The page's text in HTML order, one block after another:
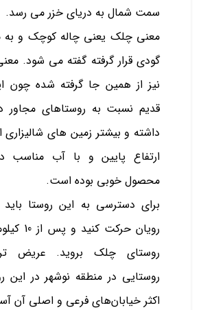
سمت شمال به دریای خزر می‌ رسد.
معنی چلک یعنی چاله کوچک و به
گودی قرار گرفته گفته می شود.
نیز از همین جا گرفته شده چون
قدیم نسبت به روستاهای مجاور
داشته و بیشتر زمین ‌های شالیزاری
ارتفاع پایین و با آب مناسب
محصول خوبی بوده است.
برای دسترسی به این روستا باید
رویان
روستای چلک بروید. عریض
روستایی در منطقه نوشهر در این
اکثر خیابان‌های فرعی و اصلی آن